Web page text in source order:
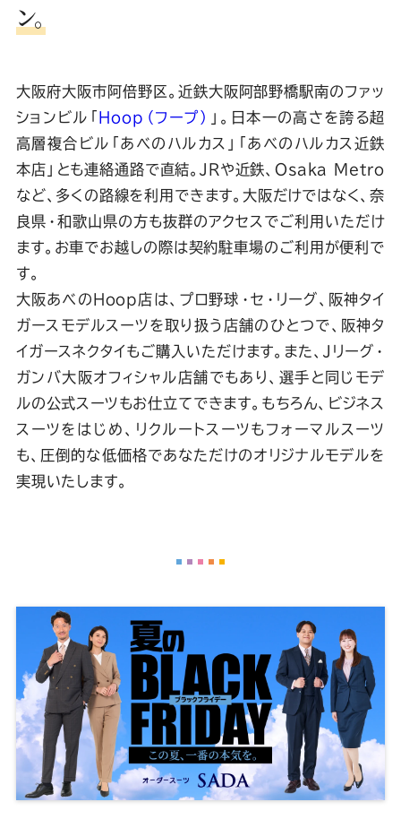
ン。
大阪府大阪市阿倍野区。近鉄大阪阿部野橋駅南のファッ
ションビル「 Hoop（フープ）
」。日本一の高さを誇る超
高層複合ビル「あべのハルカス」「あべのハルカス近鉄
本店」とも連絡通路で直結。JRや近鉄、Osaka Metro
など、多くの路線を利用できます。大阪だけではなく、奈
良県・和歌山県の方も抜群のアクセスでご利用いただけ
ます。お車でお越しの際は契約駐車場のご利用が便利で
す。
大阪あべのHoop店は、プロ野球・セ・リーグ、阪神タイ
ガースモデルスーツを取り扱う店舗のひとつで、阪神タ
イガースネクタイもご購入いただけます。また、Jリーグ・
ガンバ大阪オフィシャル店舗でもあり、選手と同じモデ
ルの公式スーツもお仕立てできます。もちろん、ビジネス
スーツをはじめ、リクルートスーツもフォーマルスーツ
も、圧倒的な低価格であなただけのオリジナルモデルを
実現いたします。
ン
ペ